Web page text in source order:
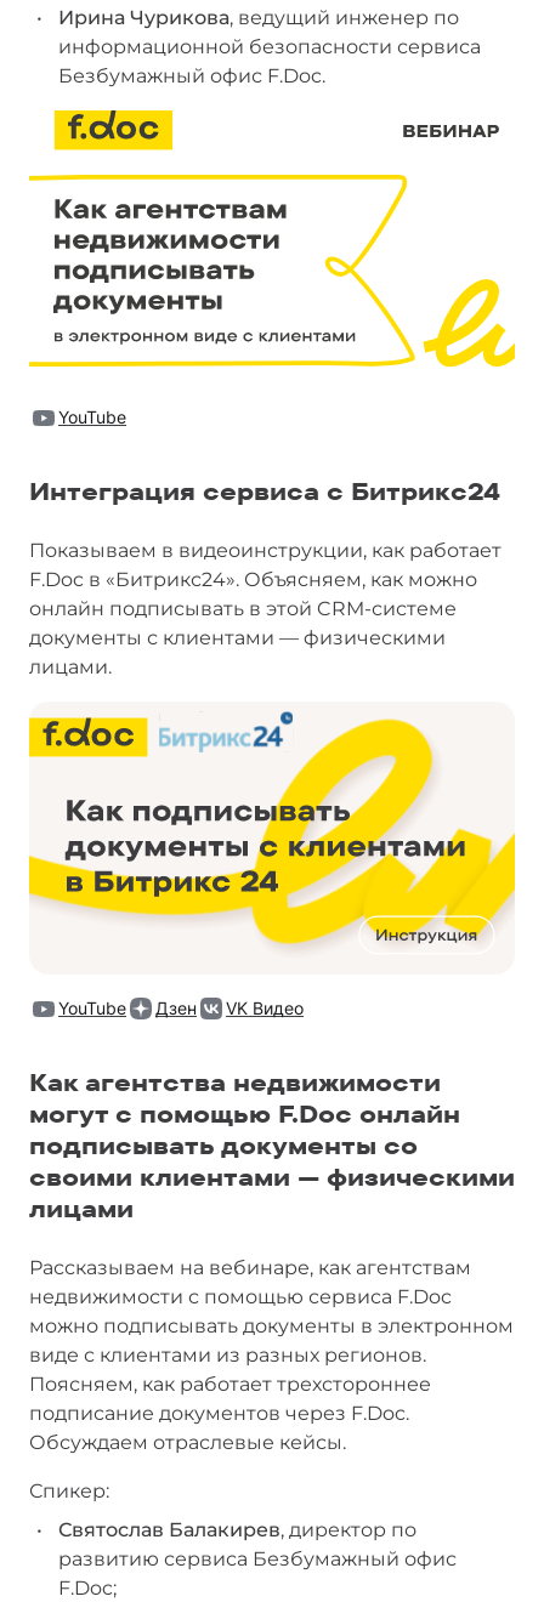
Ирина Чурикова, ведущий инженер по
информационной безопасности сервиса
Безбумажный офис F.Doc.
YouTube
Интеграция сервиса с Битрикс24
Показываем в видеоинструкции, как работает
F.Doc в «Битрикс24». Объясняем, как можно
онлайн подписывать в этой CRM-системе
документы с клиентами — физическими
лицами.
YouTube Дзен VK Видео
Как агентства недвижимости
могут с помощью F.Doc онлайн
подписывать документы со
своими клиентами — физическими
лицами
Рассказываем на вебинаре, как агентствам
недвижимости с помощью сервиса F.Doc
можно подписывать документы в электронном
виде с клиентами из разных регионов.
Поясняем, как работает трехстороннее
подписание документов через F.Doc.
Обсуждаем отраслевые кейсы.
Спикер:
Святослав Балакирев, директор по
развитию сервиса Безбумажный офис
F.Doc;